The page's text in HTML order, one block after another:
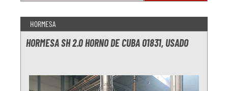
HORMESA
HORMESA SH 2.0 HORNO DE CUBA O1831, USADO